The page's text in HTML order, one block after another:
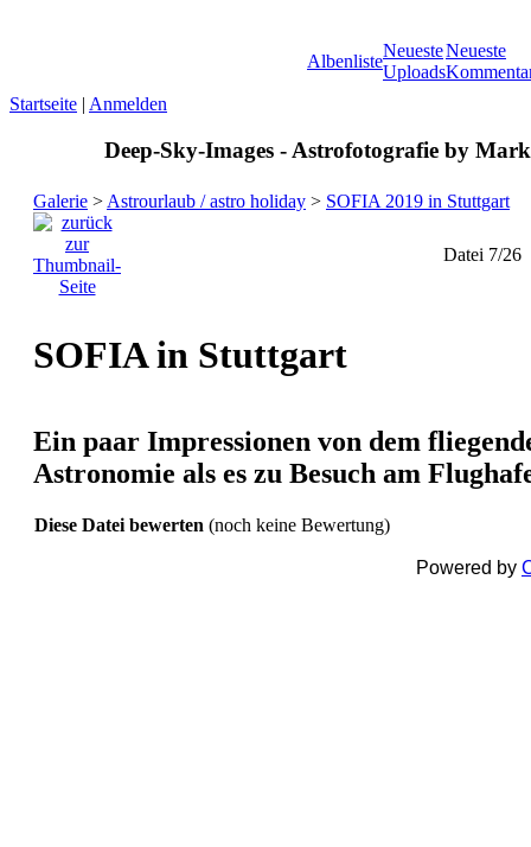
Albenliste
Neueste
Uploads
Neueste
Startseite | Anmelden
Deep-Sky-Images - Astrofotografie by
Galerie >Astrourlaub / astro holiday > SOFIA 2019 in Stuttgart
Datei 7/26
SOFIA in Stuttgart
Ein paar Impressionen von dem
Astronomie als es zu Besuch am
Diese Datei bewerten (noch keine Bewertung)
Powered by